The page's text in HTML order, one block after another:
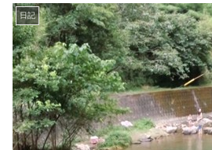
日記